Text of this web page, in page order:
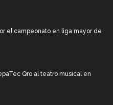
el campeonato en liga mayor de
Qro al teatro musical en